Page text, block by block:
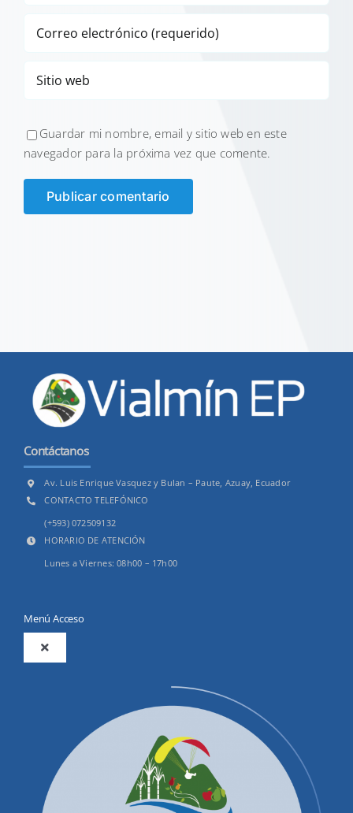
Guardar mi nombre, email y sitio web en este
navegador para la próxima vez que comente.
Contáctanos
Av. Luis Enrique Vasquez y Bulan – Paute, Azuay, Ecuador
CONTACTO TELEFÓNICO
(+593) 072509132
HORARIO DE ATENCIÓN
Lunes a Viernes: 08h00 – 17h00
Menú Acceso
Toggle
Productos y Servicios
Convocatorias Precalificación